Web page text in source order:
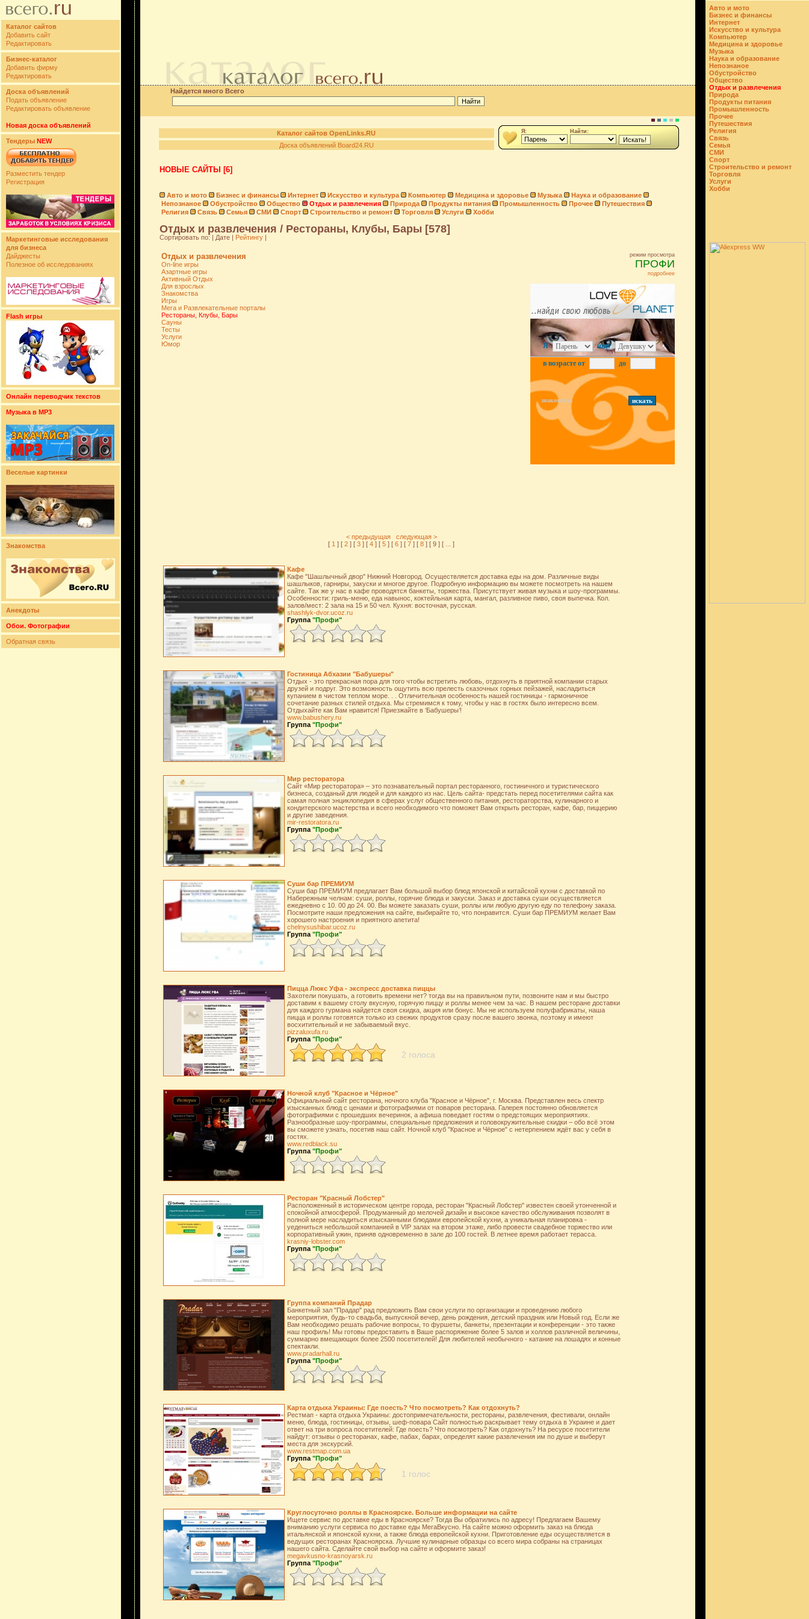
Каталог сайтов
Добавить сайт
Редактировать
Бизнес-каталог
Добавить фирму
Редактировать
Доска объявлений
Подать объявление
Редактировать объявление
Новая доска объявлений
Тендеры NEW
Разместить тендер
Регистрация
Маркетинговые исследования
для бизнеса
Дайджесты
Полезное об исследованиях
Flash игры
Онлайн переводчик текстов
Музыка в MP3
Веселые картинки
Знакомства
Анекдоты
Обои. Фотографии
Обратная связь
Авто и мото
Бизнес и финансы
Интернет
Искусство и культура
Компьютер
Медицина и здоровье
Музыка
Наука и образование
Непознаное
Обустройство
Общество
Отдых и развлечения
Природа
Продукты питания
Промышленность
Прочее
Путешествия
Религия
Связь
Семья
СМИ
Спорт
Строительство и ремонт
Торговля
Услуги
Хобби
Найдется много Всего
Каталог сайтов OpenLinks.RU
Доска объявлений Board24.RU
Я: Найти:
НОВЫЕ САЙТЫ [6]
Авто и мото Бизнес и финансы Интернет Искусство и культура Компьютер Медицина и здоровье Музыка
Наука и образование
Непознаное
Обустройство Общество Отдых и развлечения Природа Продукты питания Промышленность Прочее
Путешествия
Религия
Связь Семья СМИ Спорт Строительство и ремонт Торговля Услуги Хобби
Отдых и развлечения / Рестораны, Клубы, Бары [578]
Сортировать по: | Дате | Рейтингу|
Отдых и развлечения
On-line игры
Азартные игры
Активный Отдых
Для взрослых
Знакомства
Игры
Мега и Развлекательные порталы
Рестораны, Клубы, Бары
Сауны
Тесты
Услуги
Юмор
режим просмотра
ПРОФИ
подробнее
Я ищу
в возрасте от до
знакомства
< предыдущая
следующая >
[ 1 ] [ 2 ] [ 3 ] [ 4 ] [ 5 ] [ 6 ] [ 7 ] [ 8 ] [ 9 ] [ ]
Кафе
Кафе "Шашлычный двор" Нижний Новгород. Осуществляется доставка еды на дом. Различные виды
шашлыков, гарниры, закуски и многое другое. Подробную информацию вы можете посмотреть на нашем
сайте. Так же у нас в кафе проводятся банкеты, торжества. Присутствует живая музыка и шоу-программы.
Особенности: гриль-меню, еда навынос, коктейльная карта, мангал, разливное пиво, своя выпечка. Кол.
залов/мест: 2 зала на 15 и 50 чел. Кухня: восточная, русская.
shashlyk-dvor.ucoz.ru
Группа "Профи"
Гостиница Абхазии "Бабушеры"
Отдых - это прекрасная пора для того чтобы встретить любовь, отдохнуть в приятной компании старых
друзей и подруг. Это возможность ощутить всю прелесть сказочных горных пейзажей, насладиться
купанием в чистом теплом море. . . Отличительная особенность нашей гостиницы - гармоничное
сочетание разных стилей отдыха. Мы стремимся к тому, чтобы у нас в гостях было интересно всем.
Отдыхайте как Вам нравится! Приезжайте в ‘Бабушеры’!
www.babushery.ru
Группа "Профи"
Мир ресторатора
Сайт «Мир ресторатора» – это познавательный портал ресторанного, гостиничного и туристического
бизнеса, созданый для людей и для каждого из нас. Цель сайта- предстать перед посетителями сайта как
самая полная энциклопедия в сферах услуг общественного питания, рестораторства, кулинарного и
кондитерского мастерства и всего необходимого что поможет Вам открыть ресторан, кафе, бар, пиццерию
и другие заведения.
mir-restoratora.ru
Группа "Профи"
Суши бар ПРЕМИУМ
Суши бар ПРЕМИУМ предлагает Вам большой выбор блюд японской и китайской кухни с доставкой по
Набережным челнам: суши, роллы, горячие блюда и закуски. Заказ и доставка суши осуществляется
ежедневно с 10. 00 до 24. 00. Вы можете заказать суши, роллы или любую другую еду по телефону заказа.
Посмотрите наши предложения на сайте, выбирайте то, что понравится. Суши бар ПРЕМИУМ желает Вам
хорошего настроения и приятного апетита!
chelnysushibar.ucoz.ru
Группа "Профи"
Пицца Люкс Уфа - экспресс доставка пиццы
Захотели покушать, а готовить времени нет? тогда вы на правильном пути, позвоните нам и мы быстро
доставим к вашему столу вкусную, горячую пиццу и роллы менее чем за час. В нашем ресторане доставки
для каждого гурмана найдется своя скидка, акция или бонус. Мы не используем полуфабрикаты, наша
пицца и роллы готовятся только из свежих продуктов сразу после вашего звонка, поэтому и имеют
восхитительный и не забываемый вкус.
pizzaluxufa.ru
Группа "Профи"
2 голоса
Ночной клуб "Красное и Чёрное"
Официальный сайт ресторана, ночного клуба "Красное и Чёрное", г. Москва. Представлен весь спектр
изысканных блюд с ценами и фотографиями от поваров ресторана. Галерея постоянно обновляется
фотографиями с прошедших вечеринок, а афиша поведает гостям о предстоящих мероприятиях.
Разнообразные шоу-программы, специальные предложения и головокружительные скидки – обо всё этом
вы сможете узнать, посетив наш сайт. Ночной клуб "Красное и Чёрное" с нетерпением ждёт вас у себя в
гостях.
www.redblack.su
Группа "Профи"
Ресторан "Красный Лобстер"
Расположенный в историческом центре города, ресторан "Красный Лобстер" известен своей утонченной и
спокойной атмосферой. Продуманный до мелочей дизайн и высокое качество обслуживания позволят в
полной мере насладиться изысканными блюдами европейской кухни, а уникальная планировка -
уедениться небольшой компанией в VIP залах на втором этаже, либо провести свадебное торжество или
корпоративный ужин, приняв одновременно в зале до 100 гостей. В летнее время работает терасса.
krasniy-lobster.com
Группа "Профи"
Группа компаний Прадар
Банкетный зал "Прадар" рад предложить Вам свои услуги по организации и проведению любого
мероприятия, будь-то свадьба, выпускной вечер, день рождения, детский праздник или Новый год. Если же
Вам необходимо решать рабочие вопросы, то фуршеты, банкеты, презентации и конференции - это также
наш профиль! Мы готовы предоставить в Ваше распоряжение более 5 залов и холлов различной величины,
суммарно вмещающих более 2500 посетителей! Для любителей необычного - катание на лошадях и конные
спектакли.
www.pradarhall.ru
Группа "Профи"
Карта отдыха Украины: Где поесть? Что посмотреть? Как отдохнуть?
Рестмап - карта отдыха Украины: достопримечательности, рестораны, развлечения, фестивали, онлайн
меню, блюда, гостиницы, отзывы, шеф-повара Сайт полностью раскрывает тему отдыха в Украине и дает
ответ на три вопроса посетителей: Где поесть? Что посмотреть? Как отдохнуть? На ресурсе посетители
найдут: отзывы о ресторанах, кафе, пабах, барах, определят какие развлечения им по душе и выберут
места для экскурсий.
www.restmap.com.ua
Группа "Профи"
1 голос
Круглосуточно роллы в Красноярске. Больше информации на сайте
Ищете сервис по доставке еды в Красноярске? Тогда Вы обратились по адресу! Предлагаем Вашему
вниманию услуги сервиса по доставке еды МегаВкусно. На сайте можно оформить заказ на блюда
итальянской и японской кухни, а также блюда европейской кухни. Приготовление еды осуществляется в
ведущих ресторанах Красноярска. Лучшие кулинарные образцы со всего мира собраны на страницах
нашего сайта. Сделайте свой выбор на сайте и оформите заказ!
megavkusno-krasnoyarsk.ru
Группа "Профи"